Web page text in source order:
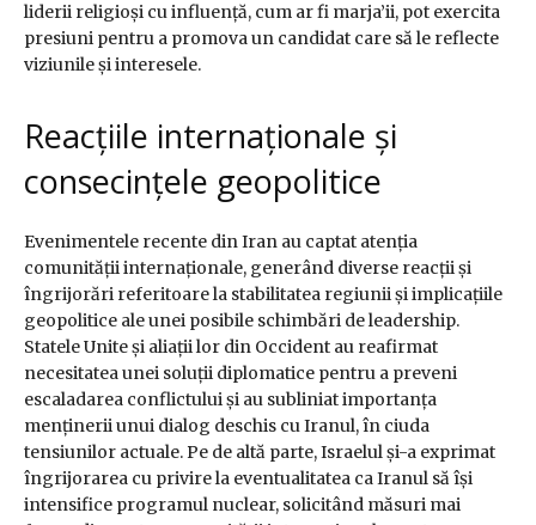
liderii religioși cu influență, cum ar fi marja’ii, pot exercita
presiuni pentru a promova un candidat care să le reflecte
viziunile și interesele.
Reacțiile internaționale și
consecințele geopolitice
Evenimentele recente din Iran au captat atenția
comunității internaționale, generând diverse reacții și
îngrijorări referitoare la stabilitatea regiunii și implicațiile
geopolitice ale unei posibile schimbări de leadership.
Statele Unite și aliații lor din Occident au reafirmat
necesitatea unei soluții diplomatice pentru a preveni
escaladarea conflictului și au subliniat importanța
menținerii unui dialog deschis cu Iranul, în ciuda
tensiunilor actuale. Pe de altă parte, Israelul și-a exprimat
îngrijorarea cu privire la eventualitatea ca Iranul să își
intensifice programul nuclear, solicitând măsuri mai